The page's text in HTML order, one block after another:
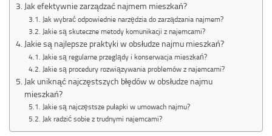
Jak efektywnie zarządzać najmem mieszkań?
Jak wybrać odpowiednie narzędzia do zarządzania najmem?
Jakie są skuteczne metody komunikacji z najemcami?
Jakie są najlepsze praktyki w obsłudze najmu mieszkań?
Jakie są regularne przeglądy i konserwacja mieszkań?
Jakie są procedury rozwiązywania problemów z najemcami?
Jak uniknąć najczęstszych błędów w obsłudze najmu
mieszkań?
Jakie są najczęstsze pułapki w umowach najmu?
Jak radzić sobie z trudnymi najemcami?